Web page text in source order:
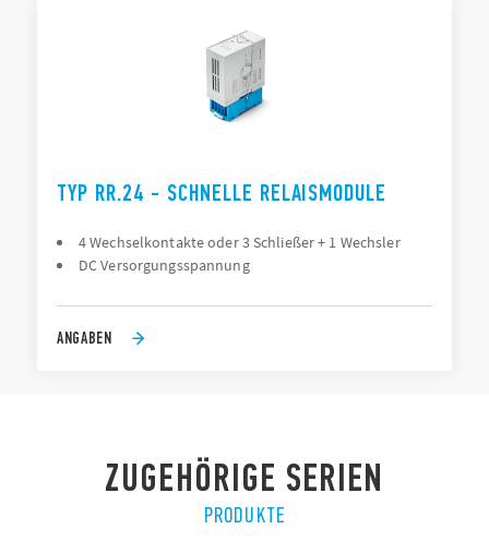
TYP RR.24 - SCHNELLE RELAISMODULE
4 Wechselkontakte oder 3 Schließer + 1 Wechsler
DC Versorgungsspannung
ANGABEN
ZUGEHÖRIGE SERIEN
PRODUKTE